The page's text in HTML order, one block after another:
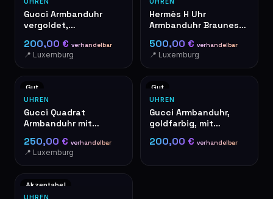
Gucci Armbanduhr
vergoldet,
200,00 € verhandelbar
📍 Luxemburg
Hermès H Uhr
Armbanduhr Braunes
500,00 € verhandelbar
📍 Luxemburg
Gut
UHREN
Gucci Quadrat
Armbanduhr mit
250,00 € verhandelbar
📍 Luxemburg
Gut
UHREN
Gucci Armbanduhr,
goldfarbig, mit
200,00 € verhandelbar
Akzeptabel
UHREN